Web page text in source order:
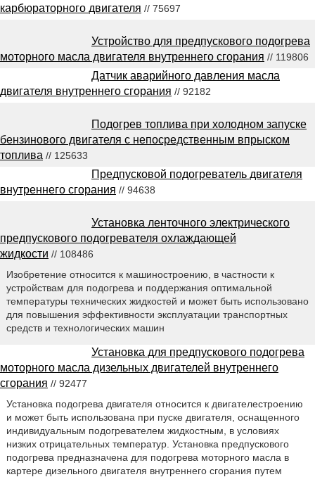
карбюраторного двигателя // 75697
Устройство для предпускового подогрева
моторного масла двигателя внутреннего сгорания // 119806
Датчик аварийного давления масла
двигателя внутреннего сгорания // 92182
Подогрев топлива при холодном запуске
бензинового двигателя с непосредственным впрыском
топлива // 125633
Предпусковой подогреватель двигателя
внутреннего сгорания // 94638
Установка ленточного электрического
предпускового подогревателя охлаждающей
жидкости // 108486
Изобретение относится к машиностроению, в частности к
устройствам для подогрева и поддержания оптимальной
температуры технических жидкостей и может быть использовано
для повышения эффективности эксплуатации транспортных
средств и технологических машин
Установка для предпускового подогрева
моторного масла дизельных двигателей внутреннего
сгорания // 92477
Установка подогрева двигателя относится к двигателестроению
и может быть использована при пуске двигателя, оснащенного
индивидуальным подогревателем жидкостным, в условиях
низких отрицательных температур. Установка предпускового
подогрева предназначена для подогрева моторного масла в
картере дизельного двигателя внутреннего сгорания путем